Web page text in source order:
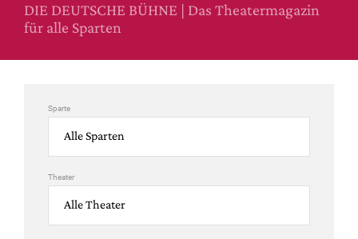
Tanz
Festivals & Veranstaltungen
Menschen & Theater
Internationales
Nachrufe
DIE DEUTSCHE BÜHNE | Das Theatermagazin
für alle Sparten
Sparte
Theater